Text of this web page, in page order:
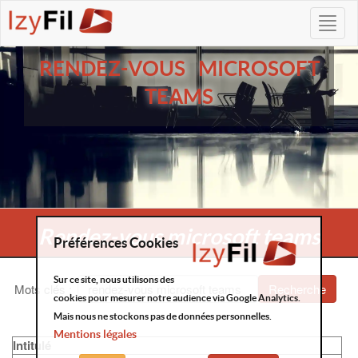
RENDEZ-VOUS MICROSOFT
TEAMS
Rendez-vous microsoft teams
Mots clés Recherche
Intitulé
Préférences Cookies
Sur ce site, nous utilisons des
cookies pour mesurer notre audience via Google Analytics.
Mais nous ne stockons pas de données personnelles.
Mentions légales